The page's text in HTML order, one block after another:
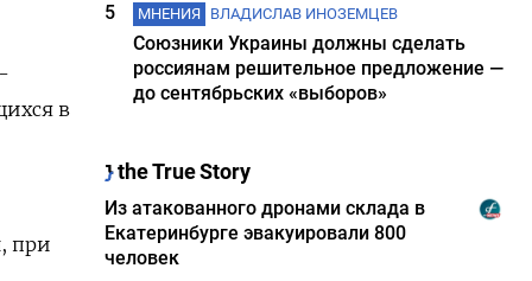
в
при
5
МНЕНИЯ ВЛАДИСЛАВ ИНОЗЕМЦЕВ
Союзники Украины должны сделать
россиянам решительное предложение —
до сентябрьских «выборов»